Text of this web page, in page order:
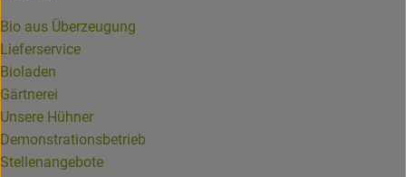
Bio aus Überzeugung
Lieferservice
Bioladen
Gärtnerei
Unsere Hühner
Demonstrationsbetrieb
Stellenangebote